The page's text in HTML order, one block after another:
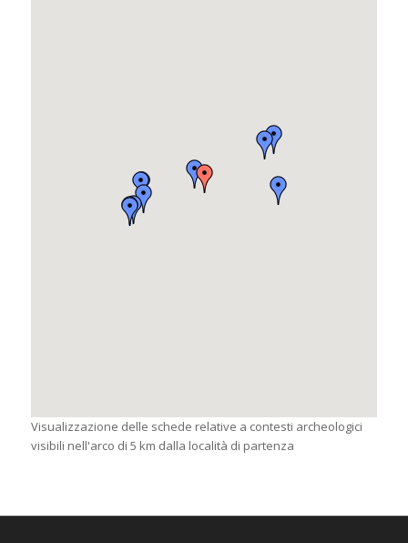
Visualizzazione delle schede relative a contesti archeologici
visibili nell'arco di 5 km dalla località di partenza